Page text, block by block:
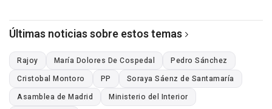
Últimas noticias sobre estos temas
Rajoy María Dolores De Cospedal
Pedro Sánchez
Cristobal Montoro
PP
Soraya Sáenz de Santamaría
Asamblea de Madrid
Ministerio del Interior